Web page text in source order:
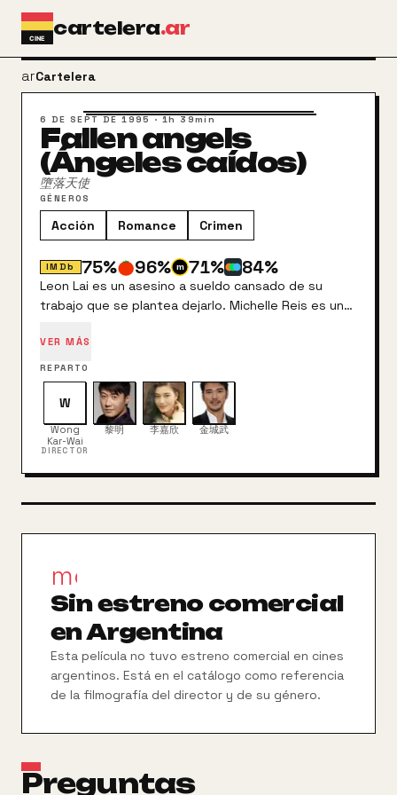
Ir al contenido principal
cartelera.ar
arrow_back
Cartelera
6 DE SEPT DE 1995·1h 39min
Fallen angels
(Ángeles caídos)
墮落天使
GÉNEROS
Acción Romance Crimen
IMDb 75% 96% 71% 84%
Leon Lai es un asesino a sueldo cansado de su
trabajo que se plantea dejarlo. Michelle Reis es una
le hace el trabajo sucio a Leon. Pero ella vive
apasionadamente enamorado de él, aunque nunca
se hayan conocido en persona. Lai conocerá a una
mujer, Karen Mok, con la que comenzará una relación.
Ésta, con el tiempo, coincidirá con Reis y les
preparará una cita en la que Lai le confesará sus
preparará un ultimo trabajo. Intercalándose con
esta historia nos encontramos con un joven mudo,
una difícil existencia debida a su deficiencia física.
nocturnos y servir de consuelo a una joven
engañada por su novio...
VER MÁS
REPARTO
W
Wong
Kar-Wai
DIRECTOR
黎明 李嘉欣 金城武
movie_filter
Sin estreno comercial
en Argentina
Esta película no tuvo estreno comercial en cines
argentinos. Está en el catálogo como referencia
de la filmografía del director y de su género.
Preguntas